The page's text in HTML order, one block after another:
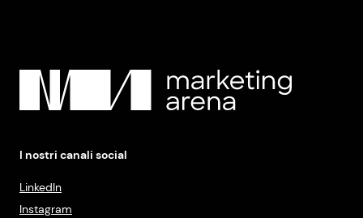
I nostri canali social
LinkedIn
Instagram